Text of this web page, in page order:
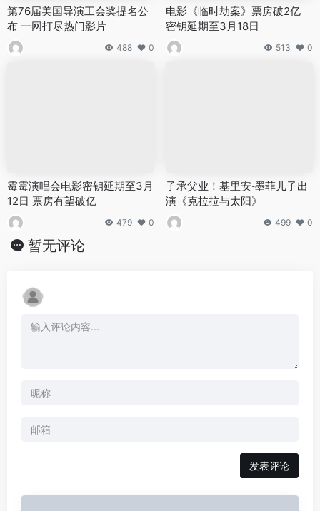
第76届美国导演工会奖提名公
布 一网打尽热门影片
488 0
电影《临时劫案》票房破2亿
密钥延期至3月18日
513 0
霉霉演唱会电影密钥延期至3月
12日 票房有望破亿
479 0
子承父业！基里安·墨菲儿子出
演《克拉拉与太阳》
499 0
暂无评论
发表评论